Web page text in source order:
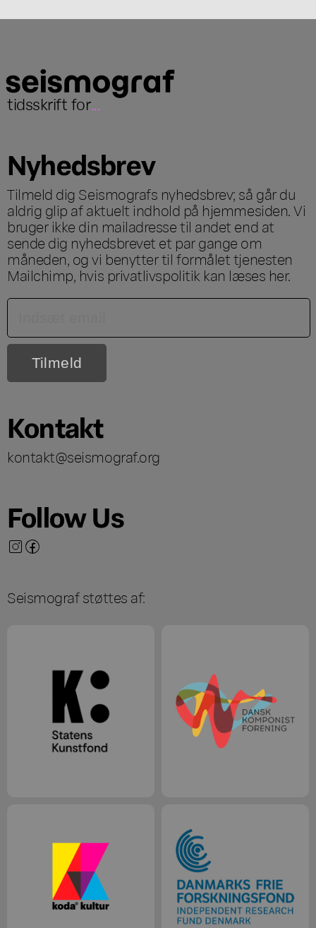
tidsskrift for...
Nyhedsbrev
Tilmeld dig Seismografs nyhedsbrev; så går du
aldrig glip af aktuelt indhold på hjemmesiden. Vi
bruger ikke din mailadresse til andet end at
sende dig nyhedsbrevet et par gange om
måneden, og vi benytter til formålet tjenesten
Mailchimp, hvis privatlivspolitik kan læses her.
Kontakt
kontakt@seismograf.org
Follow Us
Seismograf støttes af: